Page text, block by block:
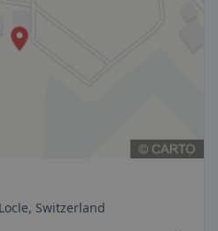
Switzerland